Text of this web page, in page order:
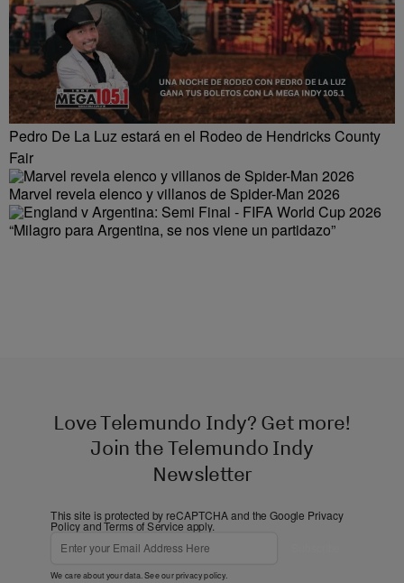
Pedro De La Luz estará en el Rodeo de Hendricks County
Fair
Marvel revela elenco y villanos de Spider-Man 2026
“Milagro para Argentina, se nos viene un partidazo”
Love Telemundo Indy? Get more!
Join the Telemundo Indy
Newsletter
This site is protected by reCAPTCHA and the Google Privacy
PolicyandTerms of Service apply.
We care about your data. See ourprivacy policy.